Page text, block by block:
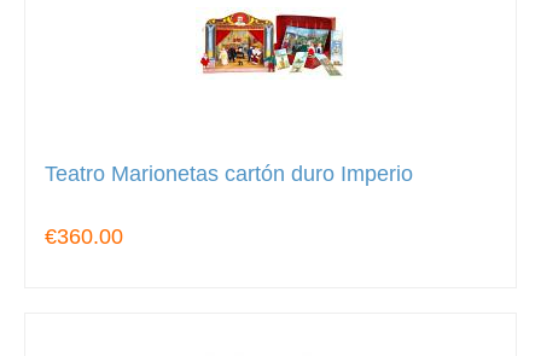
Teatro Marionetas cartón duro Imperio
€360.00